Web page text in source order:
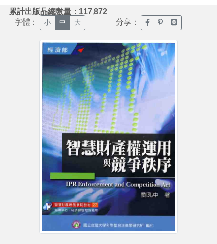
累計出版品總數量：117,872
字體： 小 中 大 分享： 臉書分享(另開新視窗)
噗浪分享(另開新
Line分享(另